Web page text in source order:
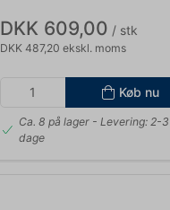
DKK 609,00 / stk
DKK 487,20 ekskl. moms
Køb nu
Ca. 8 på lager- Levering: 2-3
dage